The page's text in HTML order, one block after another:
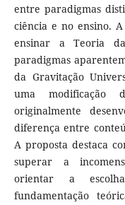
entre paradigmas
ciência e no ensino.
ensinar a Teoria
paradigmas
da Gravitação
uma modificação
originalmente
diferença entre
A proposta destaca
superar a
orientar a
fundamentação